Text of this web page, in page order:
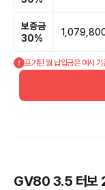
보증금
30%
표기된 월 납입금은 예시
GV80 3.5 터보